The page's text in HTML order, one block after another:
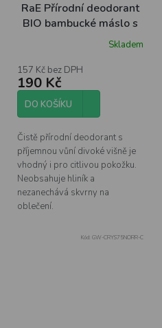
RaE Přírodní deodorant
BIO bambucké máslo s
vůní divoké višně, 25ml
Skladem
157 Kč bez DPH
190 Kč
DO KOŠÍKU
Čistě přírodní deodorant s
příjemnou vůní divoké višně je
vhodný i pro citlivou pokožku.
Neobsahuje hliník a
nezanechává skvrny na
oblečení.
Kód: GW-CRYS75NORR-C